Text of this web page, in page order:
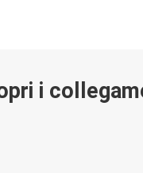
i